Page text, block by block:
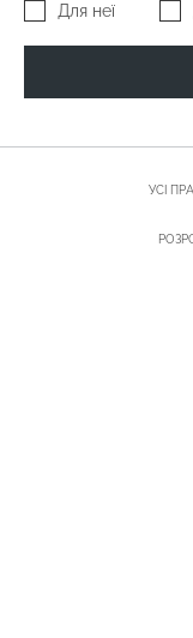
Для неї
УСІ